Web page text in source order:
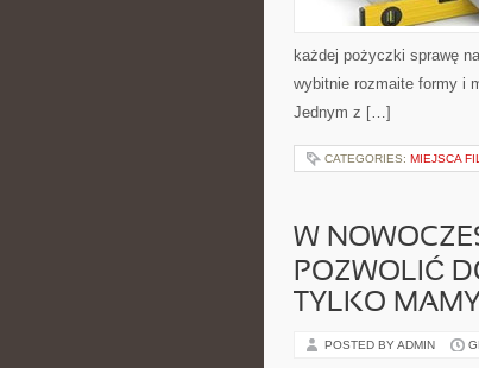
każdej pożyczki sprawę
wybitnie rozmaite formy i
Jednym z […]
CATEGORIES: MIEJSCA
W
POZWOLIĆ
TYLKO
POSTED BY ADMIN